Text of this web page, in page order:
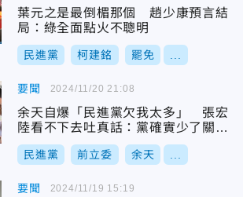
葉元之是最倒楣那個 趙少康預言結
局：綠全面點火不聰明
民進黨 柯建銘 罷免
要聞
余天自爆「民進黨欠我太多」 張宏
陸看不下去吐真話：黨確實少了關懷
與溫暖
民進黨 前立委 余天
2024/11/20 21:08
要聞 2024/11/19 15:19